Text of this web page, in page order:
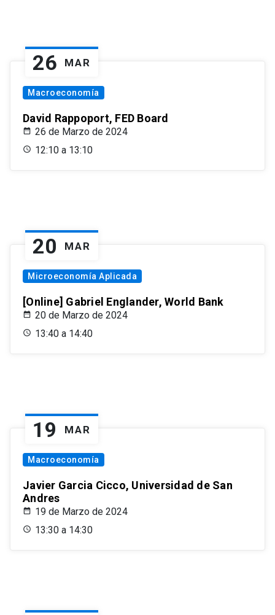
26 MAR
Macroeconomía
David Rappoport, FED Board
26 de Marzo de 2024
12:10 a 13:10
20 MAR
Microeconomía Aplicada
[Online] Gabriel Englander, World Bank
20 de Marzo de 2024
13:40 a 14:40
19 MAR
Macroeconomía
Javier Garcia Cicco, Universidad de San
Andres
19 de Marzo de 2024
13:30 a 14:30